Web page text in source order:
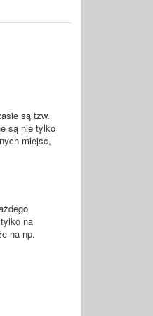
są tzw.
są nie tylko
miejsc,
na
na np.